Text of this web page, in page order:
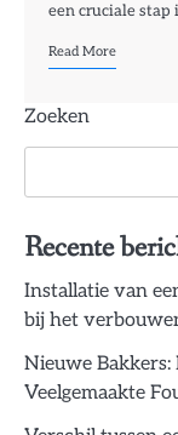
een cruciale
Read More
Zoeken
Recente
Installatie van
bij het
Nieuwe Bakkers:
Veelgemaakte